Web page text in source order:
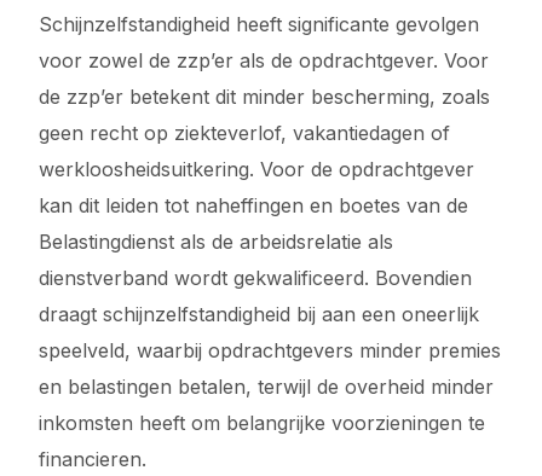
Schijnzelfstandigheid heeft significante gevolgen
voor zowel de zzp’er als de opdrachtgever. Voor
de zzp’er betekent dit minder bescherming, zoals
geen recht op ziekteverlof, vakantiedagen of
werkloosheidsuitkering. Voor de opdrachtgever
kan dit leiden tot naheffingen en boetes van de
Belastingdienst als de arbeidsrelatie als
dienstverband wordt gekwalificeerd. Bovendien
draagt schijnzelfstandigheid bij aan een oneerlijk
speelveld, waarbij opdrachtgevers minder premies
en belastingen betalen, terwijl de overheid minder
inkomsten heeft om belangrijke voorzieningen te
financieren.